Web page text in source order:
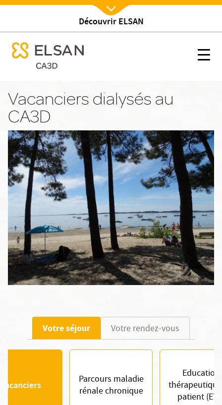
au
contenu
principal
Découvrir ELSAN
Vacanciers
menu mobile
Nx:Afficher menu
menu mobile
Vacanciers dialysés au
CA3D
Votre séjour Votre rendez-vous
Parcours maladie
rénale chronique
Education
patient
Vacanciers